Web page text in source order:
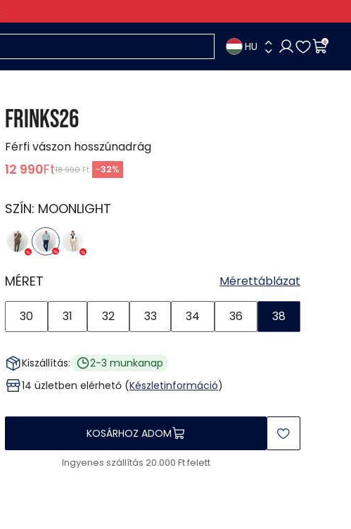
HU 0
FRINKS26
Férfi vászon hosszúnadrág
12 990Ft18 990 Ft -32%
SZÍN: MOONLIGHT
MÉRET Mérettáblázat
30 31 32 33 34 36 38
Kiszállítás:
2-3 munkanap
14 üzletben elérhető (Készletinformáció)
KOSÁRHOZ ADOM
Ingyenes szállítás 20.000 Ft felett